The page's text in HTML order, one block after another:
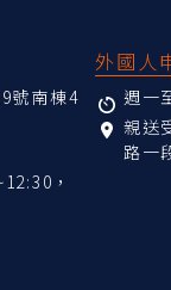
號南棟4
，
外國人
週一
親送
路一